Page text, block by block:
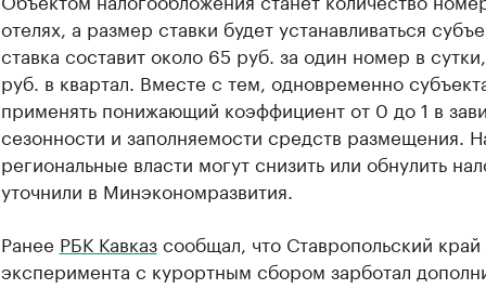
отелях, а размер ставки будет устанавливаться
ставка составит около 65 руб. за один номер в
руб. в квартал. Вместе с тем, одновременно
применять понижающий коэффициент от 0 до 1 в
сезонности и заполняемости средств размещения.
региональные власти могут снизить или обнулить
уточнили в Минэкономразвития.
Ранее РБК Кавказсообщал, что Ставропольский край
эксперимента с курортным сбором зарботал